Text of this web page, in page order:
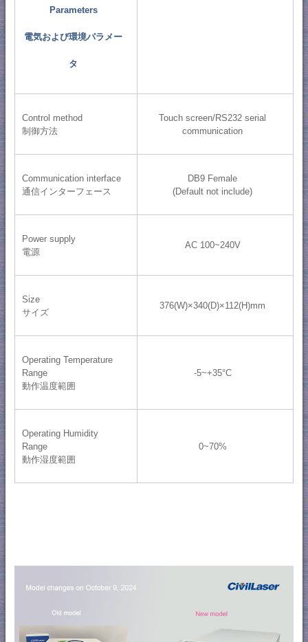
Parameters
電気および環境パラメー
タ
Control method
制御方法
Touch screen/RS232 serial
communication
Communication interface
通信インターフェース
DB9 Female
(Default not include)
Power supply
電源
AC 100~240V
Size
サイズ
376(W)×340(D)×112(H)mm
Operating Temperature
Range
動作温度範囲
-5~+35°C
Operating Humidity
Range
動作湿度範囲
0~70%